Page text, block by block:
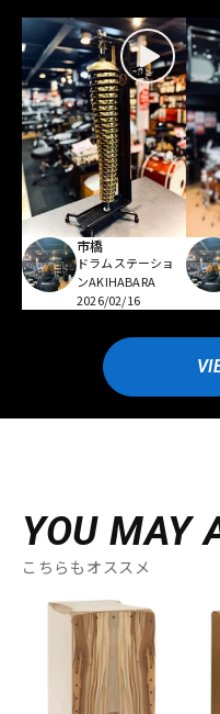
市橋
ドラムステーショ
ンAKIHABARA
2026/02/16
YOU MAY
こちらもオススメ